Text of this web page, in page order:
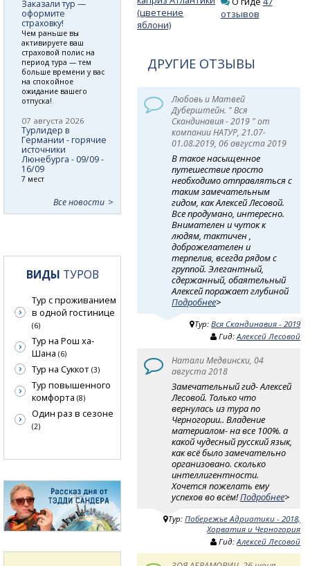
(цветение
яблони)
отзывов
ДРУГИЕ ОТЗЫВЫ
Любовь и Матвей
Дуберштейн. " Вся
Скандинавия - 2019 " от
компании НАТУР, 21.07-
01.08.2019, 06 августа 2019
В такое насыщенное
путешествие просто
необходимо отправляться с
таким замечательным
гидом, как Алексей Лесовой.
Все продумано, интересно.
Внимателен и чуток к
людям, тактичен ,
доброжелателен и
терпелив, всегда рядом с
группой. Элегантный,
сдержанный, обаятельный
Алексей поражает глубиной
Подробнее>
Тур:Вся Скандинавия - 2019
Гид:Алексей Лесовой
Натали Медвински, 04
августа 2018
Замечательный гид- Алексей
Лесовой. Только что
вернулась из тура по
Черногории.. Владение
материалом- на все 100%. а
какой чудесный русский язык,
как всё было замечательно
организовано. сколько
интеллигентности.
Хочется пожелать ему
успехов во всём!Подробнее>
Тур:Побережье Адриатики - 2018,
Хорватия и Черногория
Гид:Алексей Лесовой
Заказали тур —
оформите
страховку!
Чем раньше вы
активируете ваш
страховой полис на
период тура — тем
больше времени у вас
на спокойное
ожидание вашего
отпуска!
07 августа 2026
Турлидер в
Германии - горячие
источники
Люнебурга - 09/09 -
16/09
7 мест
Все новости
ВИДЫ ТУРОВ
Тур с проживанием
в одной гостинице
(6)
Тур на Рош ха-
Шана (6)
Тур на Суккот (3)
Тур повышенного
комфорта (8)
Один раз в сезоне
(2)